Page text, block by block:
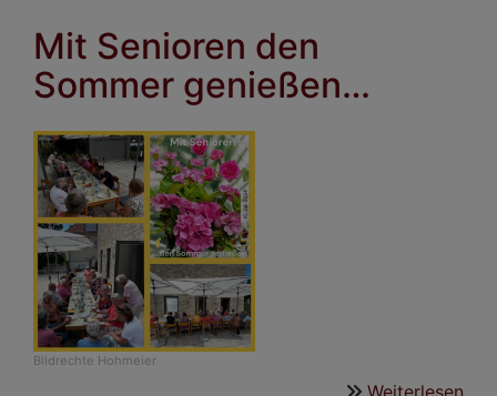
Mit Senioren den
Sommer genießen…
Bildrechte Hohmeier